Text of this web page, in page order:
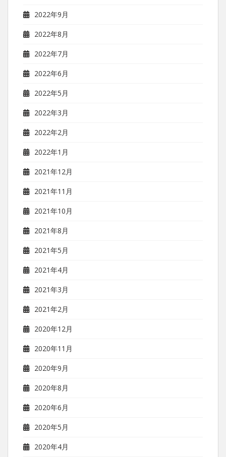
2022年9月
2022年8月
2022年7月
2022年6月
2022年5月
2022年3月
2022年2月
2022年1月
2021年12月
2021年11月
2021年10月
2021年8月
2021年5月
2021年4月
2021年3月
2021年2月
2020年12月
2020年11月
2020年9月
2020年8月
2020年6月
2020年5月
2020年4月